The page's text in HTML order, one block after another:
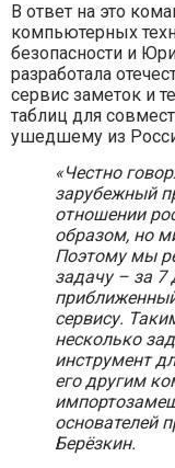
В ответ на это
компьютерных
безопасности и
разработала
сервис заметок и
таблиц для
ушедшему из
«Честно
зарубежный
отношении
образом, но
Поэтому мы
задачу – за 7
сервису.
несколько
инструмент
его другим
основателей
Берёзкин.